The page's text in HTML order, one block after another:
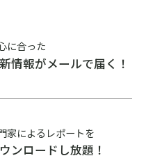
に合った
情報がメールで届く！
家によるレポートを
ンロードし放題！